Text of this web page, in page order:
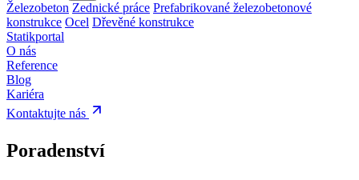
Železobeton Zednické práce Prefabrikované železobetonové
konstrukce Ocel Dřevěné konstrukce
Statikportal
O nás
Reference
Blog
Kariéra
Kontaktujte nás
Poradenství